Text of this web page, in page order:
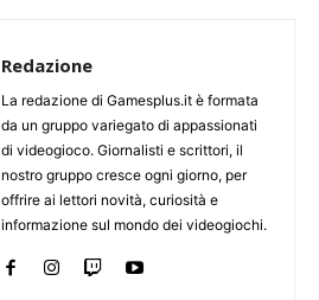
Redazione
La redazione di Gamesplus.it è formata
da un gruppo variegato di appassionati
di videogioco. Giornalisti e scrittori, il
nostro gruppo cresce ogni giorno, per
offrire ai lettori novità, curiosità e
informazione sul mondo dei videogiochi.